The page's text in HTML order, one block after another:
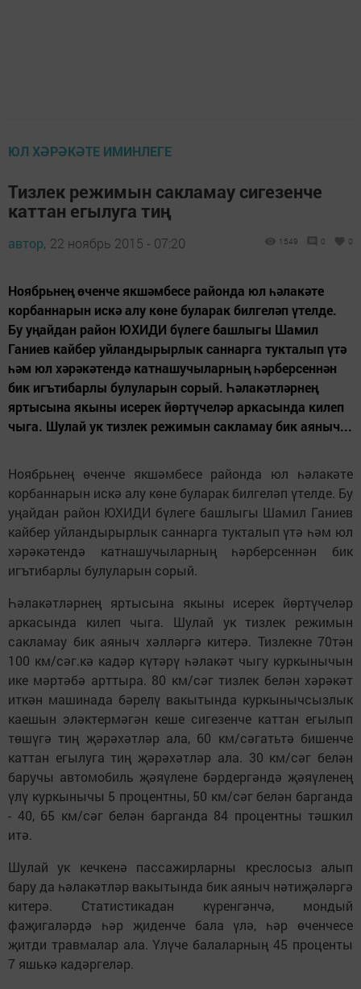
ЮЛ ХӘРӘКӘТЕ ИМИНЛЕГЕ
Тизлек режимын сакламау сигезенче
каттан егылуга тиң
автор, 22 ноябрь 2015 - 07:20 1549 0 0
Ноябрьнең өченче якшәмбесе районда юл һәлакәте
корбаннарын искә алу көне буларак билгеләп үтелде.
Бу уңайдан район ЮХИДИ бүлеге башлыгы Шамил
Ганиев кайбер уйландырырлык саннарга тукталып үтә
һәм юл хәрәкәтендә катнашучыларның һәрберсеннән
бик игътибарлы булуларын сорый. Һәлакәтләрнең
яртысына якыны исерек йөртүчеләр аркасында килеп
чыга. Шулай ук тизлек режимын сакламау бик аяныч...
Ноябрьнең өченче якшәмбесе районда юл һәлакәте
корбаннарын искә алу көне буларак билгеләп үтелде. Бу
уңайдан район ЮХИДИ бүлеге башлыгы Шамил Ганиев
кайбер уйландырырлык саннарга тукталып үтә һәм юл
хәрәкәтендә катнашучыларның һәрберсеннән бик
игътибарлы булуларын сорый.
Һәлакәтләрнең яртысына якыны исерек йөртүчеләр
аркасында килеп чыга. Шулай ук тизлек режимын
сакламау бик аяныч хәлләргә китерә. Тизлекне 70тән
100 км/сәг.кә кадәр күтәрү һәлакәт чыгу куркынычын
ике мәртәбә арттыра. 80 км/сәг тизлек белән хәрәкәт
иткән машинада бәрелү вакытында куркынычсызлык
каешын эләктермәгән кеше сигезенче каттан егылып
төшүгә тиң җәрәхәтләр ала, 60 км/сәгатьтә бишенче
каттан егылуга тиң җәрәхәтләр ала. 30 км/сәг белән
баручы автомобиль җәяүлене бәрдергәндә җәяүленең
үлү куркынычы 5 процентны, 50 км/сәг белән барганда
- 40, 65 км/сәг белән барганда 84 процентны тәшкил
итә.
Шулай ук кечкенә пассажирларны креслосыз алып
бару да һәлакәтләр вакытында бик аяныч нәтиҗәләргә
китерә. Статистикадан күренгәнчә, мондый
фаҗигаләрдә һәр җиденче бала үлә, һәр өченчесе
җитди травмалар ала. Үлүче балаларның 45 проценты
7 яшькә кадәргеләр.